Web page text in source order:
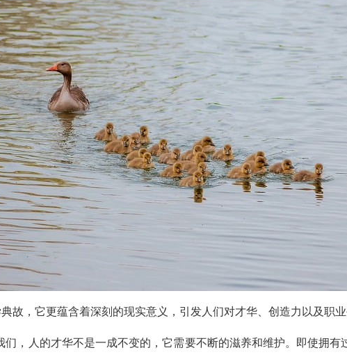
故，它更蕴含着深刻的现实意义，引发人们对才华、创造力以及职
们，人的才华不是一成不变的，它需要不断的滋养和维护。即使拥